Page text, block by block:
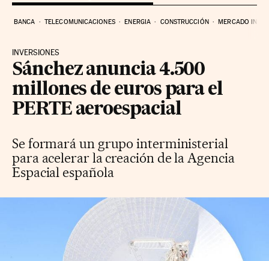
BANCA TELECOMUNICACIONES ENERGIA CONSTRUCCIÓN MERCADO
INVERSIONES
Sánchez anuncia 4.500
millones de euros para el
PERTE aeroespacial
Se formará un grupo interministerial
para acelerar la creación de la Agencia
Espacial española